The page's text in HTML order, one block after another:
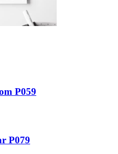
P059
P079